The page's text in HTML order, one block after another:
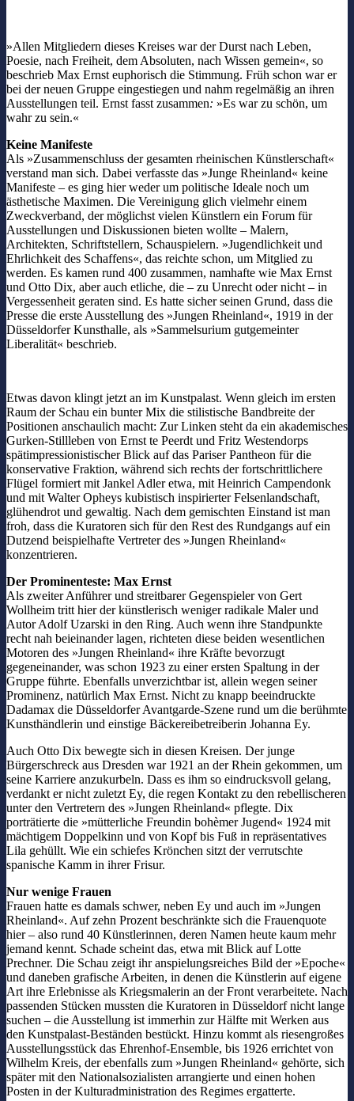
»Allen Mitgliedern dieses Kreises war der Durst nach Leben,
Poesie, nach Freiheit, dem Absoluten, nach Wissen gemein«, so
beschrieb Max Ernst euphorisch die Stimmung. Früh schon war er
bei der neuen Gruppe eingestiegen und nahm regelmäßig an ihren
Ausstellungen teil. Ernst fasst zusammen: »Es war zu schön, um
wahr zu sein.«
Keine Manifeste
Als »Zusammenschluss der gesamten rheinischen Künstlerschaft«
verstand man sich. Dabei verfasste das »Junge Rheinland« keine
Manifeste – es ging hier weder um politische Ideale noch um
ästhetische Maximen. Die Vereinigung glich vielmehr einem
Zweckverband, der möglichst vielen Künstlern ein Forum für
Ausstellungen und Diskussionen bieten wollte – Malern,
Architekten, Schriftstellern, Schauspielern. »Jugendlichkeit und
Ehrlichkeit des Schaffens«, das reichte schon, um Mitglied zu
werden. Es kamen rund 400 zusammen, namhafte wie Max Ernst
und Otto Dix, aber auch etliche, die – zu Unrecht oder nicht – in
Vergessenheit geraten sind. Es hatte sicher seinen Grund, dass die
Presse die erste Ausstellung des »Jungen Rheinland«, 1919 in der
Düsseldorfer Kunsthalle, als »Sammelsurium gutgemeinter
Liberalität« beschrieb.
Etwas davon klingt jetzt an im Kunstpalast. Wenn gleich im ersten
Raum der Schau ein bunter Mix die stilistische Bandbreite der
Positionen anschaulich macht: Zur Linken steht da ein akademisches
Gurken-Stillleben von Ernst te Peerdt und Fritz Westendorps
spätimpressionistischer Blick auf das Pariser Pantheon für die
konservative Fraktion, während sich rechts der fortschrittlichere
Flügel formiert mit Jankel Adler etwa, mit Heinrich Campendonk
und mit Walter Opheys kubistisch inspirierter Felsenlandschaft,
glühendrot und gewaltig. Nach dem gemischten Einstand ist man
froh, dass die Kuratoren sich für den Rest des Rundgangs auf ein
Dutzend beispielhafte Vertreter des »Jungen Rheinland«
konzentrieren.
Der Prominenteste: Max Ernst
Als zweiter Anführer und streitbarer Gegenspieler von Gert
Wollheim tritt hier der künstlerisch weniger radikale Maler und
Autor Adolf Uzarski in den Ring. Auch wenn ihre Standpunkte
recht nah beieinander lagen, richteten diese beiden wesentlichen
Motoren des »Jungen Rheinland« ihre Kräfte bevorzugt
gegeneinander, was schon 1923 zu einer ersten Spaltung in der
Gruppe führte. Ebenfalls unverzichtbar ist, allein wegen seiner
Prominenz, natürlich Max Ernst. Nicht zu knapp beeindruckte
Dadamax die Düsseldorfer Avantgarde-Szene rund um die berühmte
Kunsthändlerin und einstige Bäckereibetreiberin Johanna Ey.
Auch Otto Dix bewegte sich in diesen Kreisen. Der junge
Bürgerschreck aus Dresden war 1921 an der Rhein gekommen, um
seine Karriere anzukurbeln. Dass es ihm so eindrucksvoll gelang,
verdankt er nicht zuletzt Ey, die regen Kontakt zu den rebellischeren
unter den Vertretern des »Jungen Rheinland« pflegte. Dix
porträtierte die »mütterliche Freundin bohèmer Jugend« 1924 mit
mächtigem Doppelkinn und von Kopf bis Fuß in repräsentatives
Lila gehüllt. Wie ein schiefes Krönchen sitzt der verrutschte
spanische Kamm in ihrer Frisur.
Nur wenige Frauen
Frauen hatte es damals schwer, neben Ey und auch im »Jungen
Rheinland«. Auf zehn Prozent beschränkte sich die Frauenquote
hier – also rund 40 Künstlerinnen, deren Namen heute kaum mehr
jemand kennt. Schade scheint das, etwa mit Blick auf Lotte
Prechner. Die Schau zeigt ihr anspielungsreiches Bild der »Epoche«
und daneben grafische Arbeiten, in denen die Künstlerin auf eigene
Art ihre Erlebnisse als Kriegsmalerin an der Front verarbeitete. Nach
passenden Stücken mussten die Kuratoren in Düsseldorf nicht lange
suchen – die Ausstellung ist immerhin zur Hälfte mit Werken aus
den Kunstpalast-Beständen bestückt. Hinzu kommt als riesengroßes
Ausstellungsstück das Ehrenhof-Ensemble, bis 1926 errichtet von
Wilhelm Kreis, der ebenfalls zum »Jungen Rheinland« gehörte, sich
später mit den Nationalsozialisten arrangierte und einen hohen
Posten in der Kulturadministration des Regimes ergatterte.